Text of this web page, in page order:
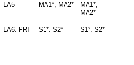
LA5 MA1*, MA2*
MA1*,
MA2*
LA6, PRI S1*, S2* S1*, S2*